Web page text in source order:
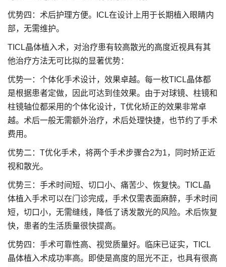
优势四：术后护理方便。ICL在设计上用于长期植入眼睛内
部，无需维护。
TICL晶体植入术，对治疗患有较高散光的高度近视具有其
他治疗方法无可比拟的显著优势：
优势一：个体化手术设计，效果卓越。每一枚TICL晶体都
是根据患者定做，因此可达到佳效果。由于对球镜、柱镜和
柱镜轴位都采用的个体化设计，T优化矫正的效果非常卓
越。术后一般无需额外治疗，术后处理快捷，也节约了手术
费用。
优势二：T优化手术，将两个手术步骤合2为1，同时矫正近
视和散光。
优势三：手术时间短、切口小、痛苦少、恢复快。TICL晶
体植入手术可以在门诊完成，手术仅需表面麻醉，手术时间
短，切口小，无需缝线，降低了诱发散光的风险。术后恢复
快，患者的生活质量很快提高。
优势四：手术可靠性高、视觉质量好。临床已证实，TICL
晶体植入术成功率高。即使是高度的屈光不正，也具有很高